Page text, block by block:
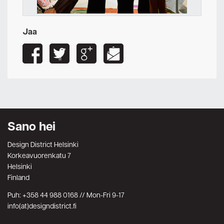
Jaa
Sano hei
Design District Helsinki
Korkeavuorenkatu 7
Helsinki
Finland
Puh: +358 44 988 0168 // Mon-Fri 9-17
info(at)designdistrict.fi